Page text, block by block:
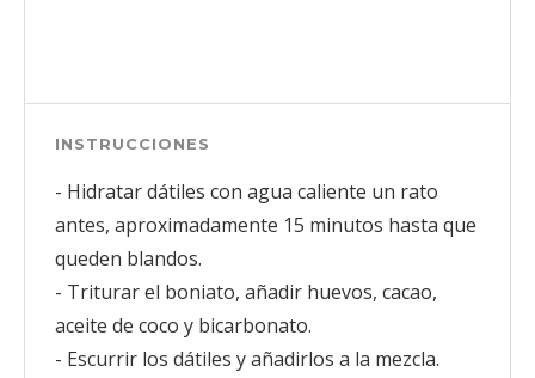
INSTRUCCIONES
- Hidratar dátiles con agua caliente un rato
antes, aproximadamente 15 minutos hasta que
queden blandos.
- Triturar el boniato, añadir huevos, cacao,
aceite de coco y bicarbonato.
- Escurrir los dátiles y añadirlos a la mezcla.